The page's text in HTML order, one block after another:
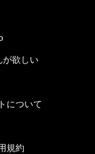
が欲しい
について
規約